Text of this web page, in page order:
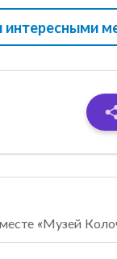
интересными
«Музей